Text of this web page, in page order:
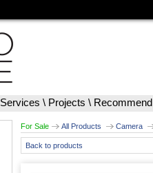
Services \ Projects \ Recommend
For Sale All Products Camera
Back to products